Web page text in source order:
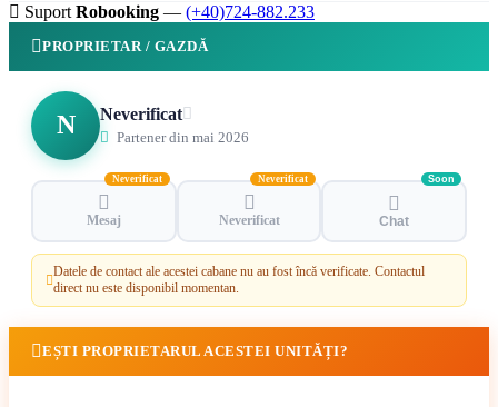
Suport Robooking — (+40)724-882.233
PROPRIETAR / GAZDĂ
N Neverificat
Partener din mai 2026
Mesaj
Neverificat
Neverificat
Neverificat
Chat
Soon
Datele de contact ale acestei cabane nu au fost încă verificate. Contactul
direct nu este disponibil momentan.
EȘTI PROPRIETARUL ACESTEI UNITĂȚI?